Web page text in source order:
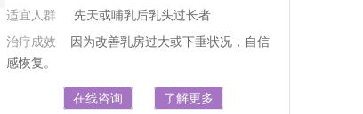
适宜人群
先天或哺乳后乳头过长者
治疗成效
因为改善乳房过大或下垂状况，自信
感恢复。
在线咨询 了解更多